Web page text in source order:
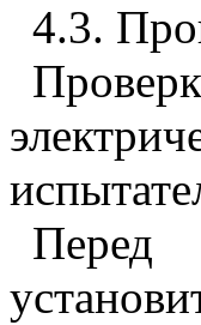
4.3.
Перед